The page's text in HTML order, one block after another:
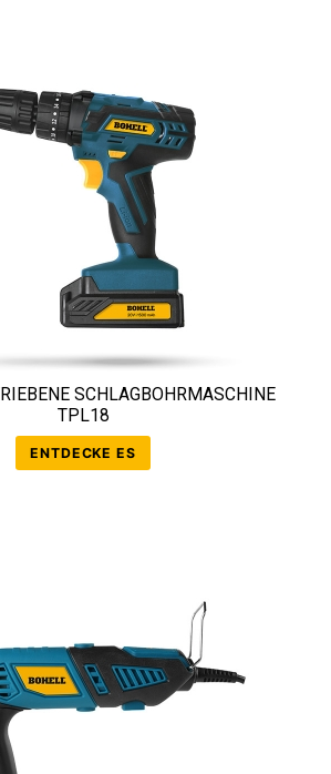
SCHLAGBOHRMASCHINE
TPL18
ENTDECKE ES